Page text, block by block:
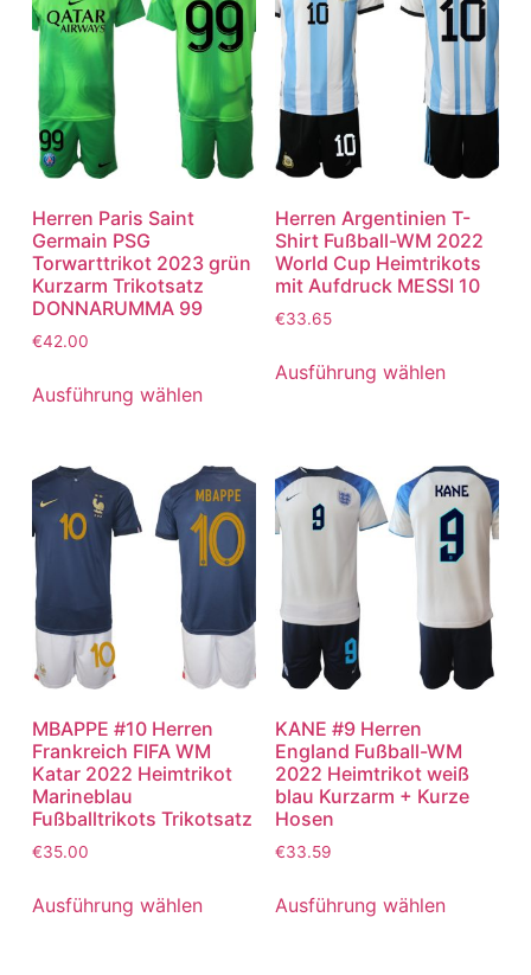
Herren Paris Saint
Germain PSG
Torwarttrikot 2023 grün
Kurzarm Trikotsatz
DONNARUMMA 99
€42.00
Ausführung wählen
Herren Argentinien T-
Shirt Fußball-WM 2022
World Cup Heimtrikots
mit Aufdruck MESSI 10
€33.65
Ausführung wählen
MBAPPE #10 Herren
Frankreich FIFA WM
Katar 2022 Heimtrikot
Marineblau
Fußballtrikots Trikotsatz
€35.00
Ausführung wählen
KANE #9 Herren
England Fußball-WM
2022 Heimtrikot weiß
blau Kurzarm + Kurze
Hosen
€33.59
Ausführung wählen